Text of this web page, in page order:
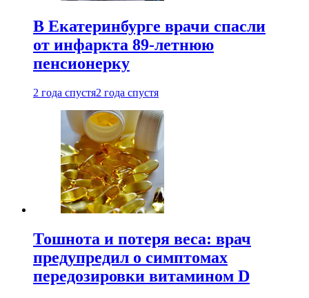
В Екатеринбурге врачи спасли
от инфаркта 89-летнюю
пенсионерку
2 года спустя2 года спустя
Тошнота и потеря веса: врач
предупредил о симптомах
передозировки витамином D